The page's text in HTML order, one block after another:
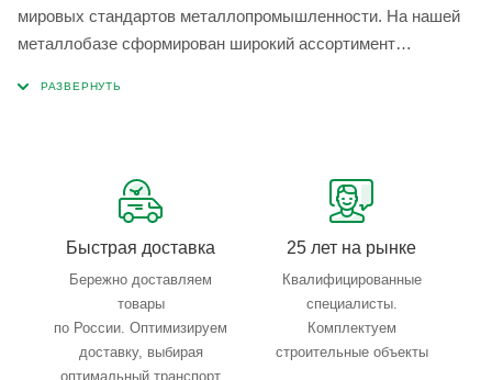
мировых стандартов металлопромышленности. На нашей
металлобазе сформирован широкий ассортимент
Быстрая доставка
Бережно доставляем
товары
по России. Оптимизируем
доставку, выбирая
оптимальный транспорт
25 лет на рынке
Квалифицированные
специалисты.
Комплектуем
строительные объекты